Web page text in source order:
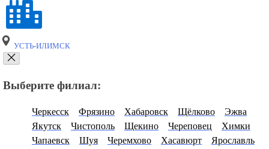
УСТЬ-ИЛИМСК
Выберите филиал:
Черкесск Фрязино Хабаровск Щёлково
Эжва
Якутск
Чистополь Щекино Череповец
Химки
Чапаевск
Шуя Черемхово Хасавюрт
Ярославль